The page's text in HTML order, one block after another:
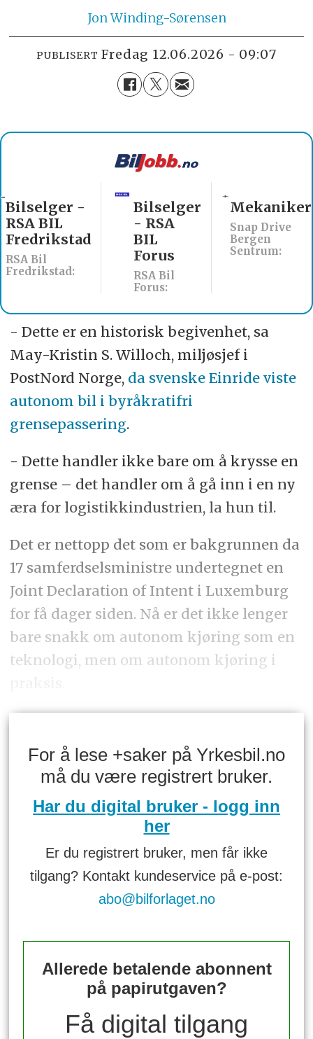
JonWinding-Sørensen
PUBLISERT fredag 12.06.2026 - 09:07
RSA Bil
Bilselger
- RSA
BIL
Forus
Snap Drive
Bergen
Sentrum:
Mekaniker
Billakkerer
søkes til
Werksta
Åsane
- Dette er en historisk begivenhet, sa
May-Kristin S. Willoch, miljøsjef i
PostNord Norge, da svenske Einride viste
autonom bil i byråkratifri
grensepassering.
- Dette handler ikke bare om å krysse en
grense – det handler om å gå inn i en ny
æra for logistikkindustrien, la hun til.
Det er nettopp det som er bakgrunnen da
17 samferdselsministre undertegnet en
Joint Declaration of Intent i Luxemburg
for få dager siden. Nå er det ikke lenger
bare snakk om autonom kjøring som en
teknologi, men om autonom kjøring i
For å lese +saker på Yrkesbil.no
må du være registrert bruker.
Har du digital bruker - logg inn
her
Er du registrert bruker, men får ikke
tilgang? Kontakt kundeservice på e-post:
abo@bilforlaget.no
Allerede betalende abonnent
på papirutgaven?
Få digital tilgang